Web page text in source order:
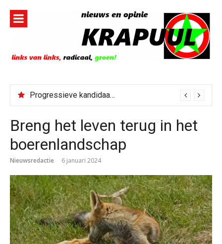
inhoud
Progressieve kandidaat El-Sayed senaatskandidaat Michigan
Breng het leven terug in het
boerenlandschap
Nieuwsredactie 6 januari 2024